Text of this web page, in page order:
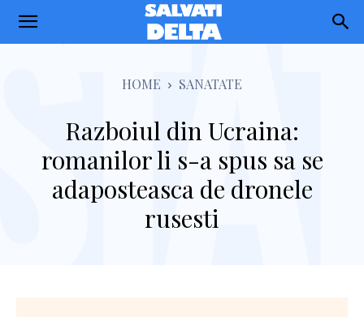
Salvati
HOME SANATATE
Razboiul din Ucraina:
romanilor li s-a spus sa se
adaposteasca de dronele
rusesti